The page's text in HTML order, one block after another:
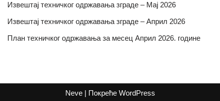
Извештај техничког одржавања зграде – Мај 2026
Извештај техничког одржавања зграде – Април 2026
План техничког одржавања за месец Април 2026. године
Neve| Покреће WordPress